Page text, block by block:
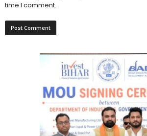
time I comment.